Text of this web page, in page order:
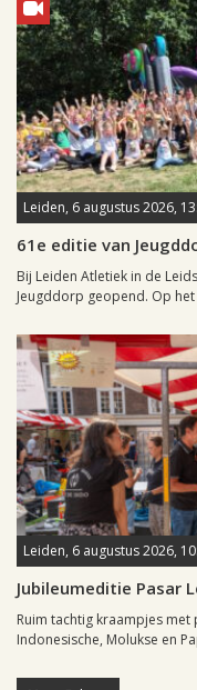
Leiden, 6 augustus 2026,
61e editie van
Bij Leiden Atletiek in de
Jeugddorp geopend. Op
Leiden, 6 augustus 2026,
Jubileumeditie Pasar
Ruim tachtig kraampjes
Indonesische, Molukse en